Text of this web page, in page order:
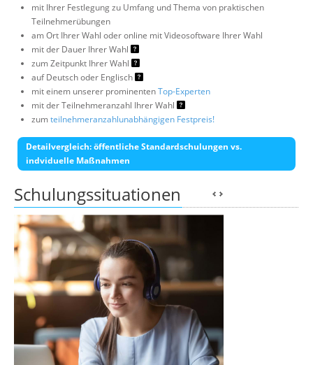
mit Ihrer Festlegung zu Umfang und Thema von praktischen
Teilnehmerübungen
am Ort Ihrer Wahl oder online mit Videosoftware Ihrer Wahl
mit der Dauer Ihrer Wahl
zum Zeitpunkt Ihrer Wahl
auf Deutsch oder Englisch
mit einem unserer prominentenTop-Experten
mit der Teilnehmeranzahl Ihrer Wahl
zumteilnehmeranzahlunabhängigen Festpreis!
Detailvergleich: öffentliche Standardschulungen vs.
indviduelle Maßnahmen
Schulungssituationen